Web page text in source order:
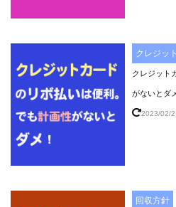
クレジッ
クレジット
がないとダ
2023/02/
回収方針